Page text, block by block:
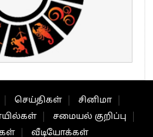
செய்திகள்
சினிமா
சமையல் குறிப்பு
வீடியோக்கள்